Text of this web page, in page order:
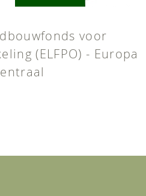
voor
(ELFPO) - Europa